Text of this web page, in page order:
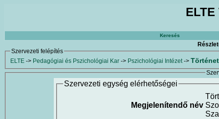
Keresés
Szervezeti felépítés
ELTE -> Pedagógiai és Pszichológiai Kar -> Pszichológiai Intézet->
Szervezeti egység elérhetőségei
Megjelenítendő név